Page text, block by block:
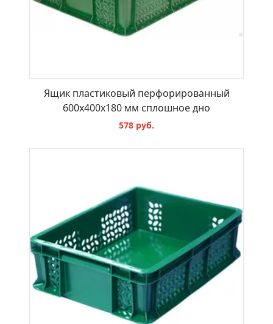
Ящик пластиковый перфорированный
600х400х180 мм сплошное дно
578 руб.